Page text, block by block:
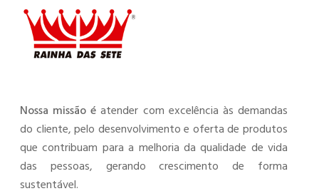
Nossa missão é atender com excelência às demandas
do cliente, pelo desenvolvimento e oferta de produtos
que contribuam para a melhoria da qualidade de vida
das pessoas, gerando crescimento de forma
sustentável.